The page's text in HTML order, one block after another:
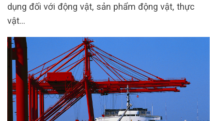
dụng đối với động vật, sản phẩm động vật, thực
vật…